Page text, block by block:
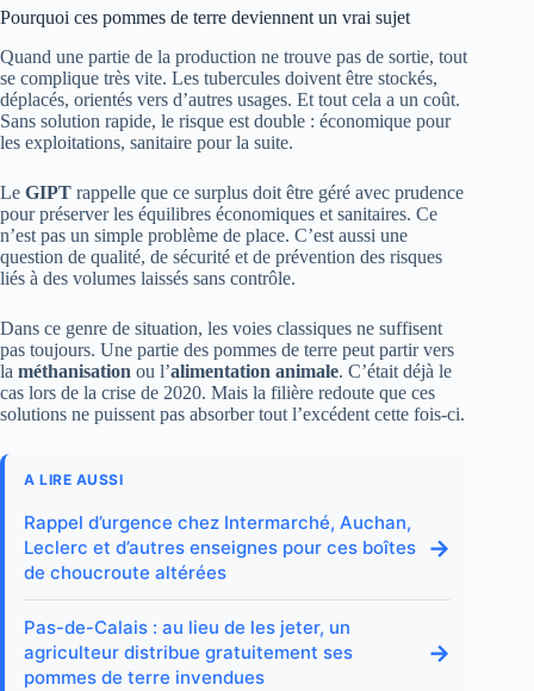
Pourquoi ces pommes de terre deviennent un vrai sujet
Quand une partie de la production ne trouve pas de sortie, tout
se complique très vite. Les tubercules doivent être stockés,
déplacés, orientés vers d’autres usages. Et tout cela a un coût.
Sans solution rapide, le risque est double : économique pour
les exploitations, sanitaire pour la suite.
Le GIPT rappelle que ce surplus doit être géré avec prudence
pour préserver les équilibres économiques et sanitaires. Ce
n’est pas un simple problème de place. C’est aussi une
question de qualité, de sécurité et de prévention des risques
liés à des volumes laissés sans contrôle.
Dans ce genre de situation, les voies classiques ne suffisent
pas toujours. Une partie des pommes de terre peut partir vers
la méthanisation ou l’alimentation animale. C’était déjà le
cas lors de la crise de 2020. Mais la filière redoute que ces
solutions ne puissent pas absorber tout l’excédent cette fois-ci.
A LIRE AUSSI
Rappel d’urgence chez Intermarché, Auchan,
Leclerc et d’autres enseignes pour ces boîtes
de choucroute altérées
→
Pas-de-Calais : au lieu de les jeter, un
agriculteur distribue gratuitement ses
pommes de terre invendues
→